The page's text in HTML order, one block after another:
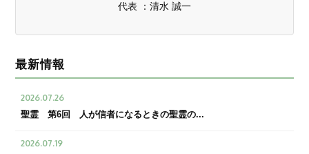
代表 ：清水 誠一
最新情報
2026.07.26
聖霊 第6回 人が信者になるときの聖霊の...
2026.07.19